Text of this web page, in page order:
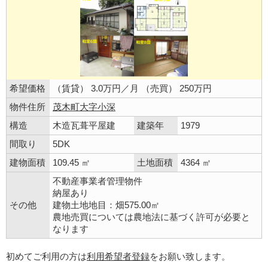
希望価格
（賃貸） 3.0万円／月 （売買） 250万円
物件住所
茂木町大字小深
構造
木造瓦葺平屋建 建築年
1979
間取り
5DK
建物面積
109.45 ㎡ 土地面積 4364 ㎡
その他
不動産事業者管理物件
納屋あり
建物土地地目：畑575.00㎡
農地売買については農地法に基づく許可が必要と
なります
初めてご利用の方は利用希望者登録をお願い致します。